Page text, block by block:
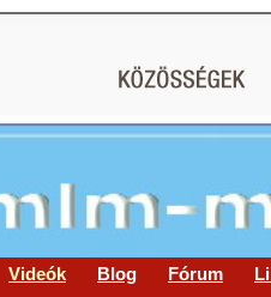
Videók Blog Fórum